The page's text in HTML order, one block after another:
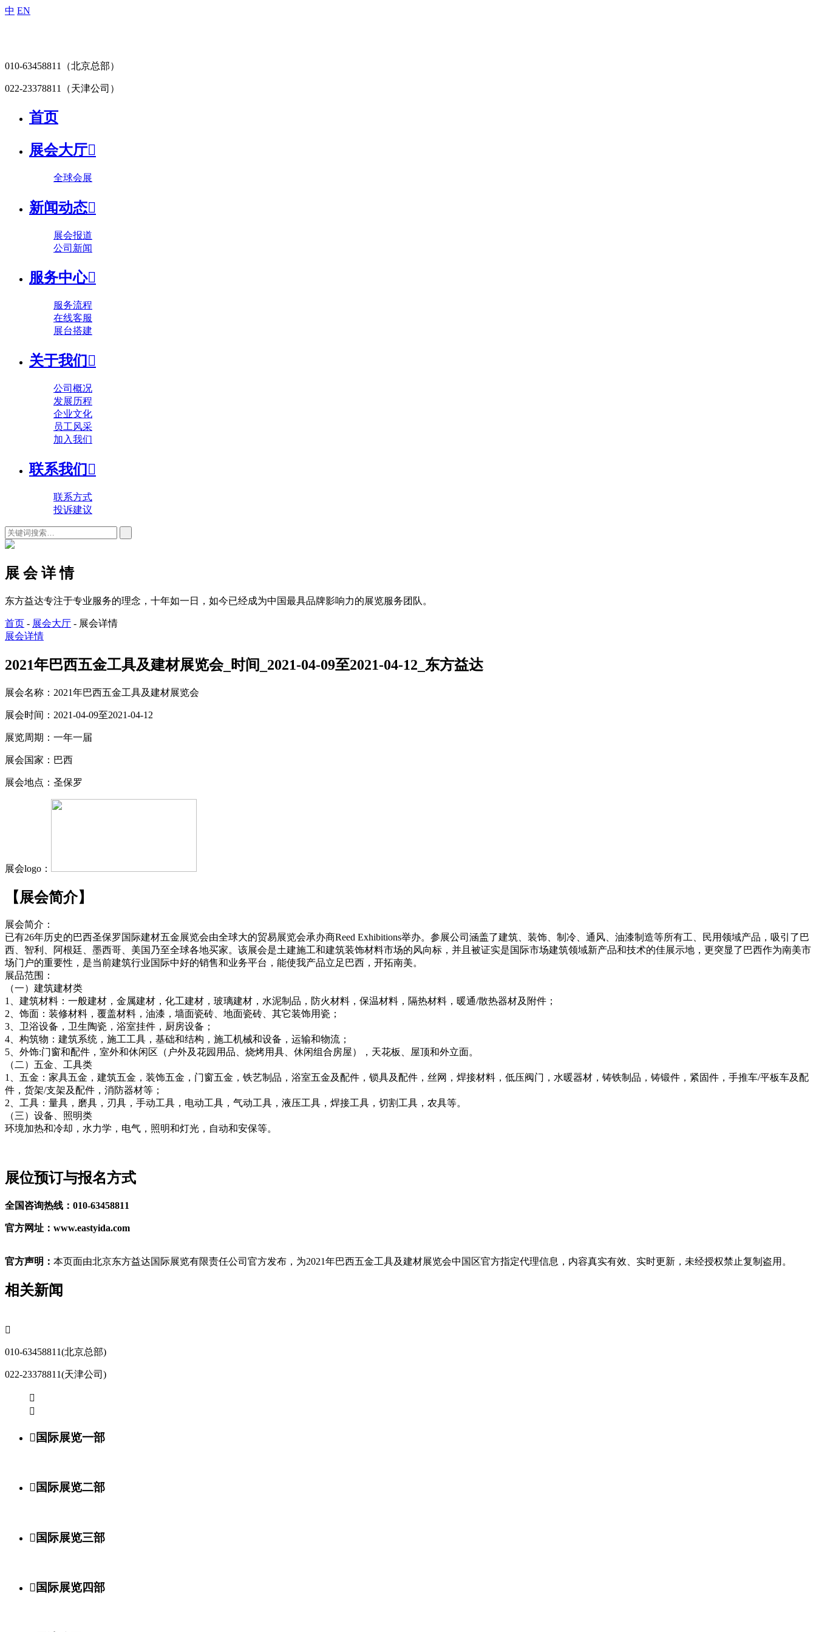
中 EN
010-63458811 （北京总部）
022-23378811 （天津公司）
首页
展会大厅
全球会展
新闻动态
展会报道
公司新闻
服务中心
服务流程
在线客服
展台搭建
关于我们 
公司概况
发展历程
企业文化
员工风采
加入我们
联系我们 
联系方式
投诉建议
展 会 详 情
东方益达专注于专业服务的理念，十年如一日，如今已经成为中国最具品牌影响力的展览服务团队。
首页 - 展会大厅 - 展会详情
展会详情
2021年巴西五金工具及建材展览会_时间_2021-04-09至2021-04-12_东方益达
展会名称： 2021年巴西五金工具及建材展览会
展会时间： 2021-04-09至2021-04-12
展览周期： 一年一届
展会国家： 巴西
展会地点： 圣保罗
展会logo：
【展会简介】
展会简介：
已有26年历史的巴西圣保罗国际建材五金展览会由全球大的贸易展览会承办商Reed Exhibitions举办。参展公司涵盖了建筑、装饰、制冷、通风、油漆制造等所有工、民用领域产品，吸引了巴
西、智利、阿根廷、墨西哥、美国乃至全球各地买家。该展会是土建施工和建筑装饰材料市场的风向标，并且被证实是国际市场建筑领域新产品和技术的佳展示地，更突显了巴西作为南美市
场门户的重要性，是当前建筑行业国际中好的销售和业务平台，能使我产品立足巴西，开拓南美。
展品范围：
（一）建筑建材类
1、建筑材料：一般建材，金属建材，化工建材，玻璃建材，水泥制品，防火材料，保温材料，隔热材料，暖通/散热器材及附件；
2、饰面：装修材料，覆盖材料，油漆，墙面瓷砖、地面瓷砖、其它装饰用瓷；
3、卫浴设备，卫生陶瓷，浴室挂件，厨房设备；
4、构筑物：建筑系统，施工工具，基础和结构，施工机械和设备，运输和物流；
5、外饰:门窗和配件，室外和休闲区（户外及花园用品、烧烤用具、休闲组合房屋），天花板、屋顶和外立面。
（二）五金、工具类
1、五金：家具五金，建筑五金，装饰五金，门窗五金，铁艺制品，浴室五金及配件，锁具及配件，丝网，焊接材料，低压阀门，水暖器材，铸铁制品，铸锻件，紧固件，手推车/平板车及配
件，货架/支架及配件，消防器材等；
2、工具：量具，磨具，刃具，手动工具，电动工具，气动工具，液压工具，焊接工具，切割工具，农具等。
（三）设备、照明类
环境加热和冷却，水力学，电气，照明和灯光，自动和安保等。
展位预订与报名方式
全国咨询热线：010-63458811
官方网址：www.eastyida.com
官方声明： 本页面由北京东方益达国际展览有限责任公司官方发布，为2021年巴西五金工具及建材展览会中国区官方指定代理信息，内容真实有效、实时更新，未经授权禁止复制盗用。
相关新闻

010-63458811(北京总部)
022-23378811(天津公司)


国际展览一部
国际展览二部
国际展览三部
国际展览四部